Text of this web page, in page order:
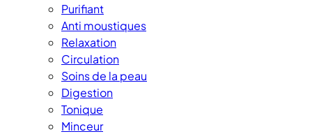
Purifiant
Anti moustiques
Relaxation
Circulation
Soins de la peau
Digestion
Tonique
Minceur